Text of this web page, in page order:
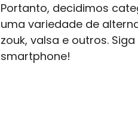
Portanto, decidimos
uma variedade de
zouk, valsa e outros.
smartphone!